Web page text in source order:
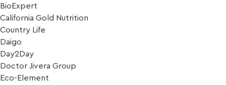
BioExpert
California Gold Nutrition
Country Life
Daigo
Day2Day
Doctor Jivera Group
Eco-Element